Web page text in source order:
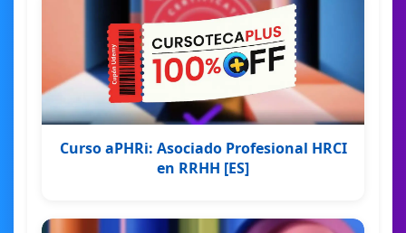
Curso aPHRi: Asociado Profesional HRCI
en RRHH [ES]